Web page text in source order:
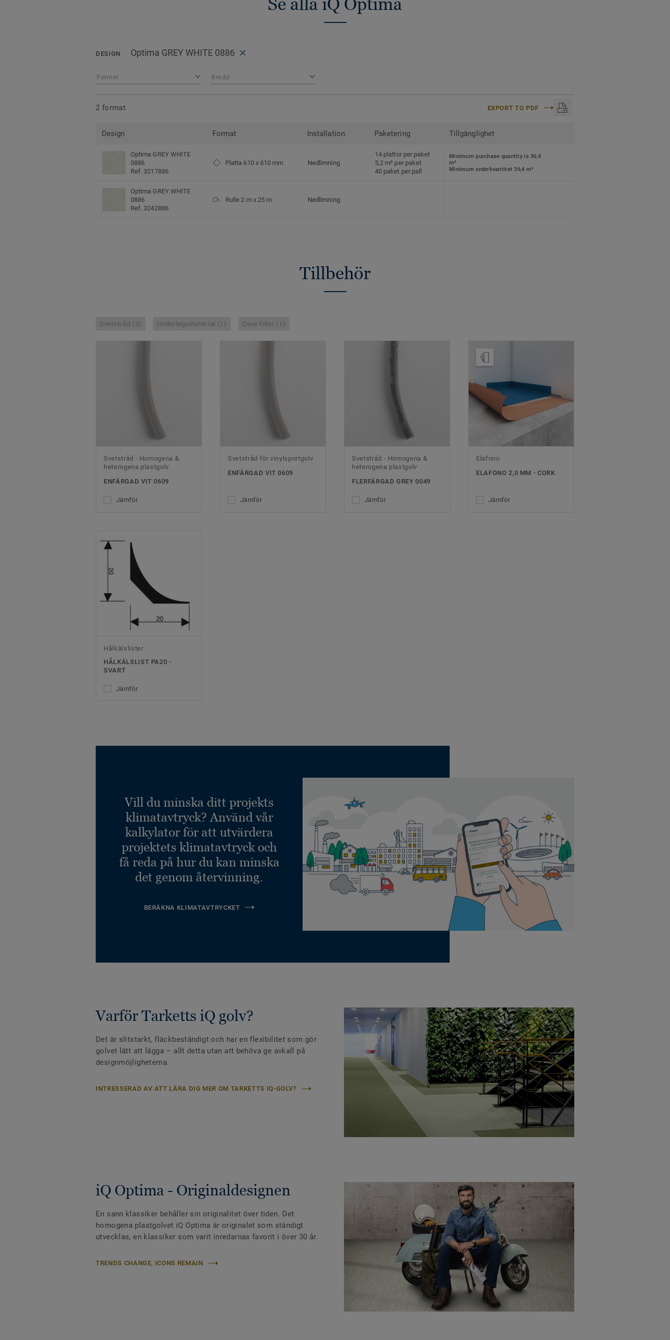
Se alla iQ Optima
DESIGN Optima GREY WHITE 0886
Format Bredd
2 format EXPORT TO PDF
Design Format Installation Paketering Tillgänglighet
Optima GREY WHITE
0886
Ref. 3217886
Platta 610 x 610 mm Nedlimning
14 plattor per paket
5,2 m² per paket
40 paket per pall
Minimum purchase quantity is 36,4
m²
Minimum orderkvantitet 36,4 m²
Optima GREY WHITE
0886
Ref. 3242886
Rulle 2 m x 25 m Nedlimning
Tillbehör
Svetstråd (3) Underlagsmaterial (1) Cove filler (1)
Svetstråd - Homogena &
heterogena plastgolv
ENFÄRGAD VIT 0609
Jämför
Svetstråd för vinylsportgolv
ENFÄRGAD VIT 0609
Jämför
Svetstråd - Homogena &
heterogena plastgolv
FLERFÄRGAD GREY 0049
Jämför
Elafono
ELAFONO 2,0 MM - CORK
Jämför
Hålkälslister
HÅLKÄLSLIST PA20 -
SVART
Jämför
Vill du minska ditt projekts
klimatavtryck? Använd vår
kalkylator för att utvärdera
projektets klimatavtryck och
få reda på hur du kan minska
det genom återvinning.
BERÄKNA KLIMATAVTRYCKET
Varför Tarketts iQ golv?
Det är slitstarkt, fläckbeständigt och har en flexibilitet som gör
golvet lätt att lägga – allt detta utan att behöva ge avkall på
designmöjligheterna.
INTRESSERAD AV ATT LÄRA DIG MER OM TARKETTS IQ-GOLV?
iQ Optima - Originaldesignen
En sann klassiker behåller sin originalitet över tiden. Det
homogena plastgolvet iQ Optima är originalet som ständigt
utvecklas, en klassiker som varit inredarnas favorit i över 30 år.
TRENDS CHANGE, ICONS REMAIN